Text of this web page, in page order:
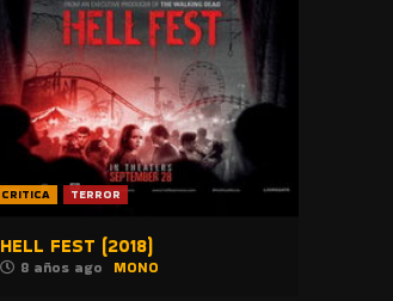
CRITICA TERROR
HELL FEST (2018)
8 años ago MONO